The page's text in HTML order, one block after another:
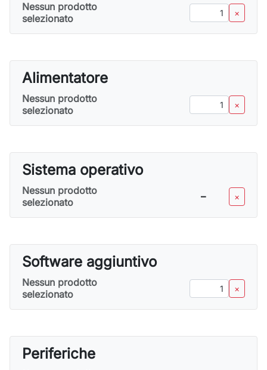
Nessun prodotto
selezionato
×
Alimentatore
Nessun prodotto
selezionato
×
Sistema operativo
Nessun prodotto
selezionato
– ×
Software aggiuntivo
Nessun prodotto
selezionato
×
Periferiche